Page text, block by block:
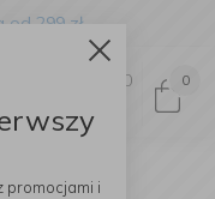
299 zł
0 0
promocjami i